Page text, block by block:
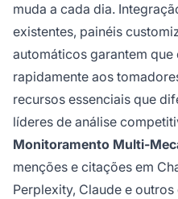
muda a cada dia.
existentes, painéis
automáticos garantem que
rapidamente aos
recursos essenciais que
líderes de análise
Monitoramento Multi-
menções e citações em
Perplexity, Claude e